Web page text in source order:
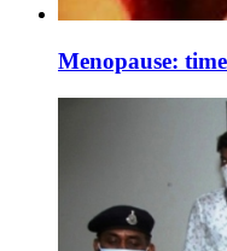
Menopause: